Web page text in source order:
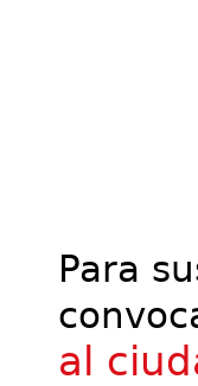
Para
al